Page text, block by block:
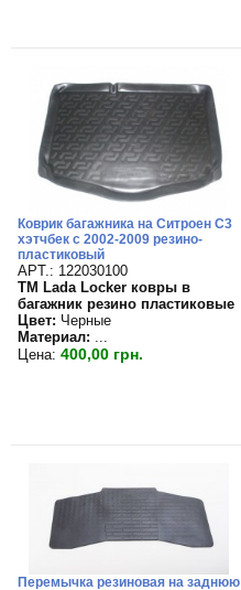
Коврик багажника на Ситроен С3
хэтчбек с 2002-2009 резино-
пластиковый
APT.: 122030100
TM Lada Locker ковры в
багажник резино пластиковые
Цвет: Черные
Материал:
Цена: 400,00 грн.
Перемычка резиновая на заднюю